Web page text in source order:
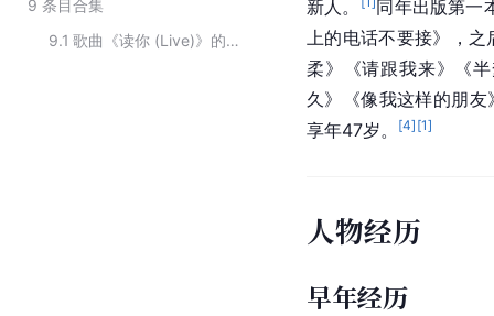
9 条目合集
9.1
歌曲《读你 (Live)》的创作人员
新人。
同年出版第一
上的电话不要接》，
柔》《请跟我来》《
久 》《像我这样的朋友
享年47岁。
[4] [1]
人物经历
早年经历